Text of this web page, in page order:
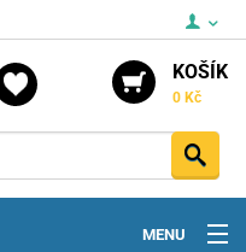
KOŠÍK
0 Kč
MENU